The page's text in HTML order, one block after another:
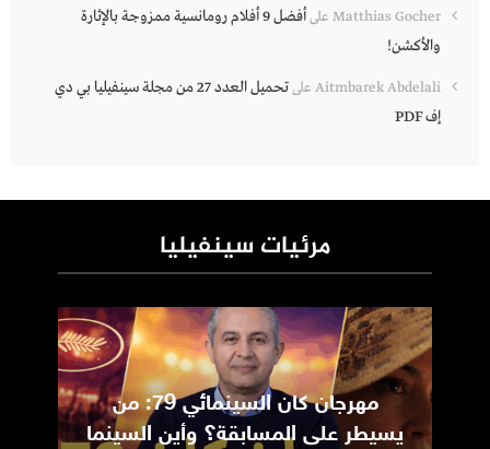
Matthias Gocher على
أفضل 9 أفلام رومانسية ممزوجة بالإثارة
والأكشن!
Aitmbarek Abdelali على
تحميل العدد 27 من مجلة سينفيليا بي دي
إف PDF
مرئيات سينفيليا
مهرجان كان السينمائي 79: من
يسيطر على المسابقة؟ وأين السينما